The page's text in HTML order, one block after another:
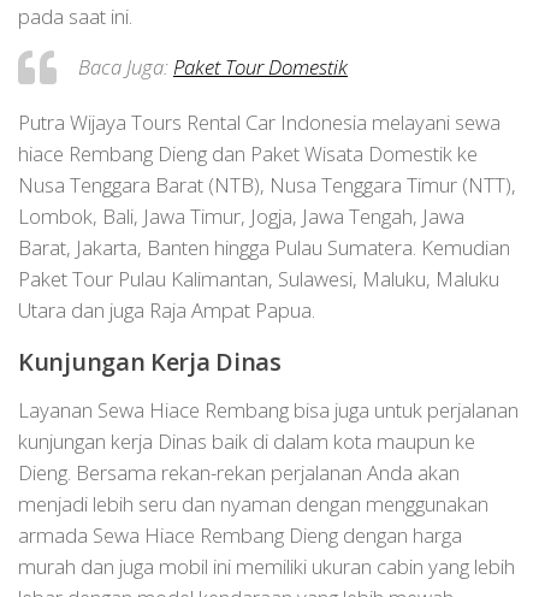
pada saat ini.
Baca Juga:Paket Tour Domestik
Putra Wijaya Tours Rental Car Indonesia melayani sewa
hiace Rembang Dieng dan Paket Wisata Domestik ke
Nusa Tenggara Barat (NTB), Nusa Tenggara Timur (NTT),
Lombok, Bali, Jawa Timur, Jogja, Jawa Tengah, Jawa
Barat, Jakarta, Banten hingga Pulau Sumatera. Kemudian
Paket Tour Pulau Kalimantan, Sulawesi, Maluku, Maluku
Utara dan juga Raja Ampat Papua.
Kunjungan Kerja Dinas
Layanan Sewa Hiace Rembang bisa juga untuk perjalanan
kunjungan kerja Dinas baik di dalam kota maupun ke
Dieng. Bersama rekan-rekan perjalanan Anda akan
menjadi lebih seru dan nyaman dengan menggunakan
armada Sewa Hiace Rembang Dieng dengan harga
murah dan juga mobil ini memiliki ukuran cabin yang lebih